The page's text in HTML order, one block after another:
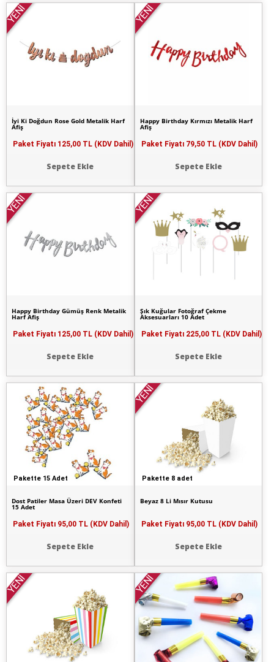
YENİ
İyi Ki Doğdun Rose Gold Metalik Harf
Afiş
Paket Fiyatı 125,00 TL (KDV Dahil)
Sepete Ekle
YENİ
Happy Birthday Kırmızı Metalik Harf
Afiş
Paket Fiyatı 79,50 TL (KDV Dahil)
Sepete Ekle
YENİ
Happy Birthday Gümüş Renk Metalik
Harf Afiş
Paket Fiyatı 125,00 TL (KDV Dahil)
Sepete Ekle
YENİ
Şık Kuğular Fotoğraf Çekme
Aksesuarları 10 Adet
Paket Fiyatı 225,00 TL (KDV Dahil)
Sepete Ekle
Pakette 15 Adet
Dost Patiler Masa Üzeri DEV Konfeti
15 Adet
Paket Fiyatı 95,00 TL (KDV Dahil)
Sepete Ekle
Pakette 8 adet
YENİ
Beyaz 8 Li Mısır Kutusu
Paket Fiyatı 95,00 TL (KDV Dahil)
Sepete Ekle
YENİ YENİ